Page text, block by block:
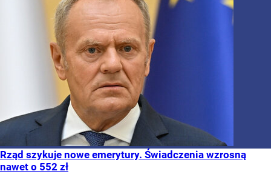
Rząd szykuje nowe emerytury. Świadczenia wzrosną
nawet o 552 zł